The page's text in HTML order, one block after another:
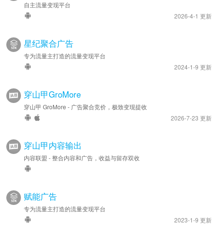
自主流量变现平台
2026-4-1 更新
星纪聚合广告
专为流量主打造的流量变现平台
2024-1-9 更新
穿山甲GroMore
穿山甲 GroMore - 广告聚合竞价，极致变现提收
2026-7-23 更新
穿山甲内容输出
内容联盟 - 整合内容和广告，收益与留存双收
赋能广告
专为流量主打造的流量变现平台
2023-1-9 更新